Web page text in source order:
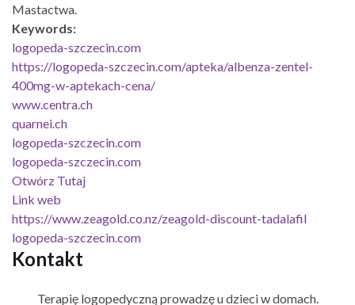
Mastactwa.
Keywords:
logopeda-szczecin.com
https://logopeda-szczecin.com/apteka/albenza-zentel-
400mg-w-aptekach-cena/
www.centra.ch
quarnei.ch
logopeda-szczecin.com
logopeda-szczecin.com
Otwórz Tutaj
Link web
https://www.zeagold.co.nz/zeagold-discount-tadalafil
logopeda-szczecin.com
Kontakt
Terapię logopedyczną prowadzę u dzieci w domach.